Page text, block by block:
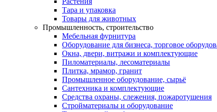
Тара и упаковка
Товары для животных
Промышленность, строительство
Мебельная фурнитура
Оборудование для бизнеса, торговое
Окна, двери, витражи и комплектующие
Пиломатериалы, лесоматериалы
Плитка, мрамор, гранит
Промышленное оборудование, сырьё
Сантехника и комплектующие
Средства охраны, слежения, пожаротушения
Стройматериалы и оборудование